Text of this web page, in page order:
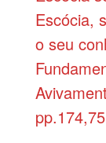
Escócia,
o seu